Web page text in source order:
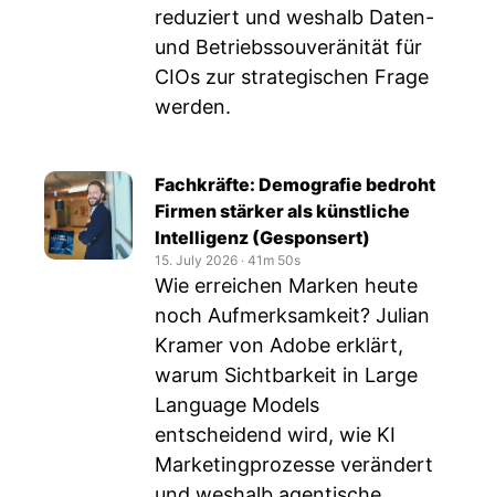
reduziert und weshalb Daten-
und Betriebssouveränität für
CIOs zur strategischen Frage
werden.
Fachkräfte: Demografie bedroht
Firmen stärker als künstliche
Intelligenz (Gesponsert)
15. July 2026 ‧ 41m 50s
Wie erreichen Marken heute
noch Aufmerksamkeit? Julian
Kramer von Adobe erklärt,
warum Sichtbarkeit in Large
Language Models
entscheidend wird, wie KI
Marketingprozesse verändert